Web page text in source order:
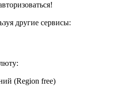
другие сервисы:
(Region free)